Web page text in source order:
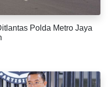
Polda Metro Jaya